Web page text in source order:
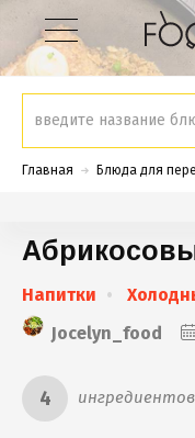
Главная Блюда для
Напитки
Jocelyn_food
4 ингредиентов